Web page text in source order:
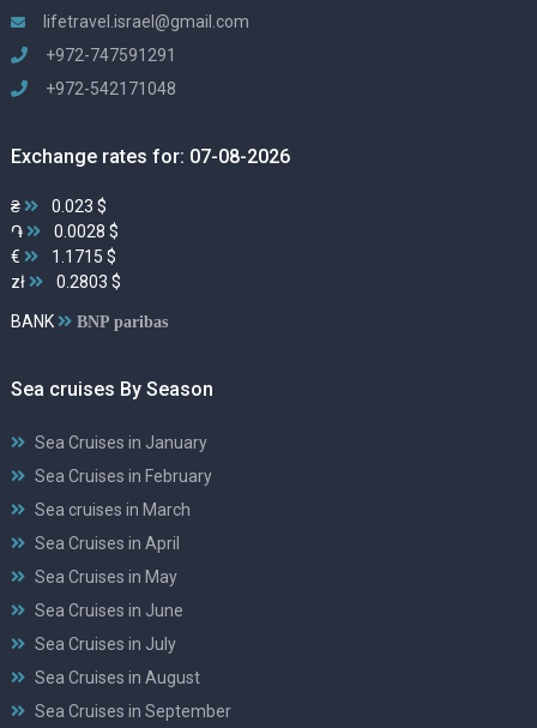
lifetravel.israel@gmail.com
+972-747591291
+972-542171048
Exchange rates for: 07-08-2026
₴
0.023 $
֏
0.0028 $
€
1.1715 $
zł
0.2803 $
BANK BNP paribas
Sea cruises By Season
Sea Cruises in January
Sea Cruises in February
Sea cruises in March
Sea Cruises in April
Sea Cruises in May
Sea Cruises in June
Sea Cruises in July
Sea Cruises in August
Sea Cruises in September